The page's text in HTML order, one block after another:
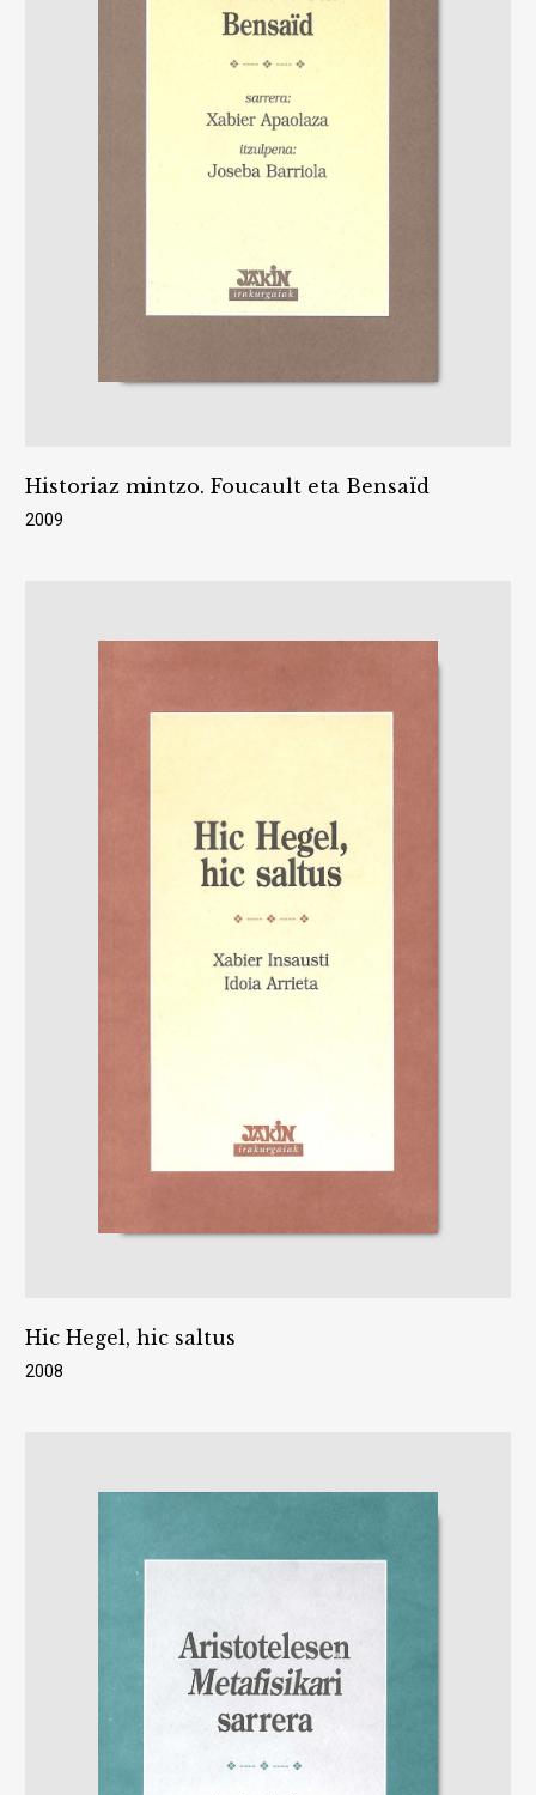
Historiaz mintzo. Foucault eta Bensaïd
2009
Hic Hegel, hic saltus
2008